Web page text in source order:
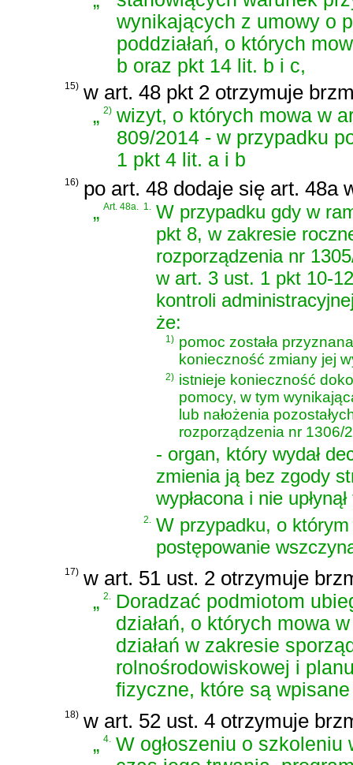
wynikających z umowy o
poddziałań, o których
b oraz pkt 14 lit. b i c,
15) w art. 48 pkt 2 otrzymuje
„2) wizyt, o których mowa w
809/2014 - w przypadku
1 pkt 4 lit. a i b
16) po art. 48 dodaje się art. 48a
„Art. 48a. 1. W przypadku gdy w
pkt 8, w zakresie
rozporządzenia nr
w art. 3 ust. 1 pkt 10-
kontroli
że:
1) pomoc została
konieczność zmiany jej
2) istnieje konieczność
pomocy, w tym
lub nałożenia
rozporządzenia nr 1306/
- organ, który wydał
zmienia ją bez zgody
wypłacona i nie
2. W przypadku, o
postępowanie
17) w art. 51 ust. 2 otrzymuje
„2. Doradzać podmiotom
działań, o których mowa
działań w zakresie
rolnośrodowiskowej i
fizyczne, które są
18) w art. 52 ust. 4 otrzymuje
„4.
W ogłoszeniu o